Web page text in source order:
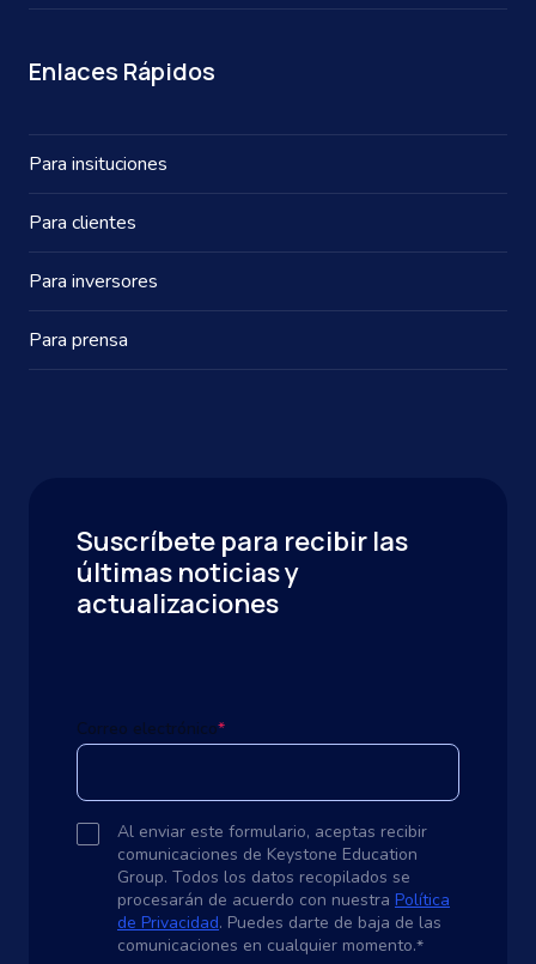
Enlaces Rápidos
Para insituciones
Para clientes
Para inversores
Para prensa
Suscríbete para recibir las
últimas noticias y
actualizaciones
Correo electrónico*
Al enviar este formulario, aceptas recibir
comunicaciones de Keystone Education
Group. Todos los datos recopilados se
procesarán de acuerdo con nuestra Política
de Privacidad. Puedes darte de baja de las
comunicaciones en cualquier momento.*